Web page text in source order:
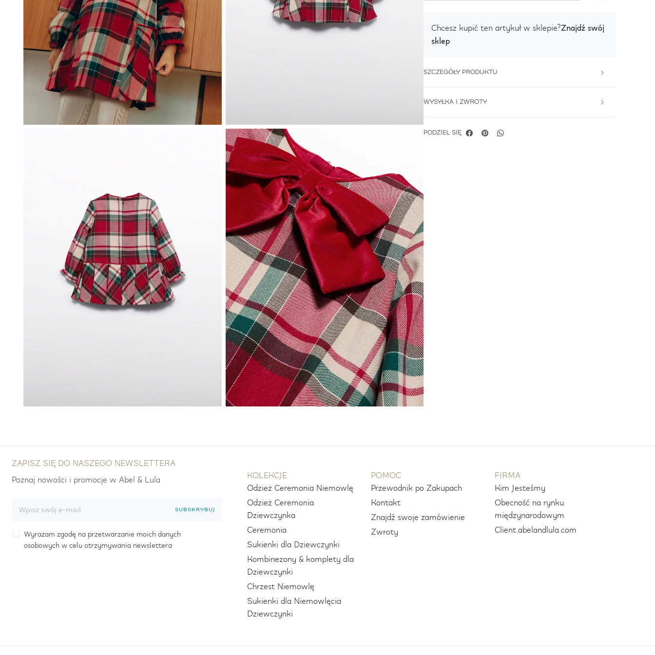
Chcesz kupić ten artykuł w sklepie?Znajdź swój
sklep
SZCZEGÓŁY PRODUKTU
WYSYŁKA I ZWROTY
PODZIEL SIĘ
ZAPISZ SIĘ DO NASZEGO NEWSLETTERA
Poznaj nowości i promocje w Abel & Lula
SUBSKRYBUJ
Wyrażam zgodę na przetwarzanie moich danych
osobowych w celu otrzymywania newslettera
KOLEKCJE
Odzież Ceremonia Niemowlę
Odzież Ceremonia
Dziewczynka
Ceremonia
Sukienki dla Dziewczynki
Kombinezony & komplety dla
Dziewczynki
Chrzest Niemowlę
Sukienki dla Niemowlęcia
Dziewczynki
POMOC
Przewodnik po Zakupach
Kontakt
Znajdź swoje zamówienie
Zwroty
FIRMA
Kim Jesteśmy
Obecność na rynku
międzynarodowym
Client.abelandlula.com